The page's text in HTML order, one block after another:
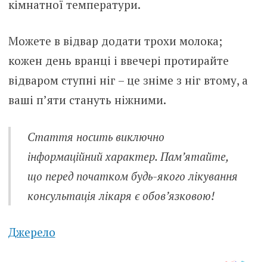
кімнатної температури.
Можете в відвар додати трохи молока;
кожен день вранці і ввечері протирайте
відваром ступні ніг – це зніме з ніг втому, а
ваші п’яти стануть ніжними.
Стаття носить виключно
інформаційний характер. Пам’ятайте,
що перед початком будь-якого лікування
консультація лікаря є обов’язковою!
Джерело